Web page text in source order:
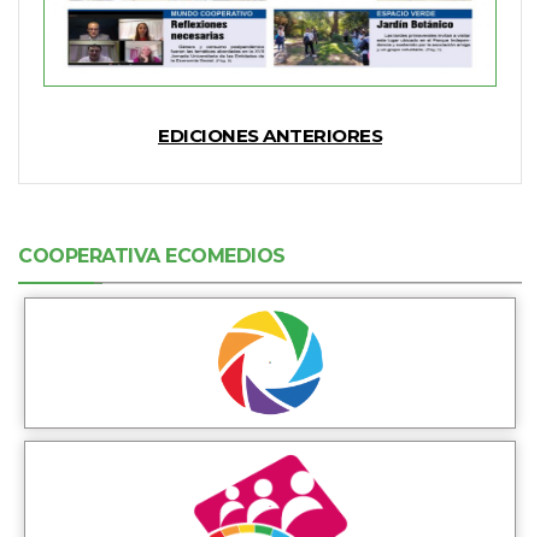
EDICIONES ANTERIORES
COOPERATIVA ECOMEDIOS